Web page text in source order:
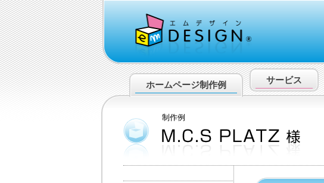
ホームページ制作例 サービス
制作例